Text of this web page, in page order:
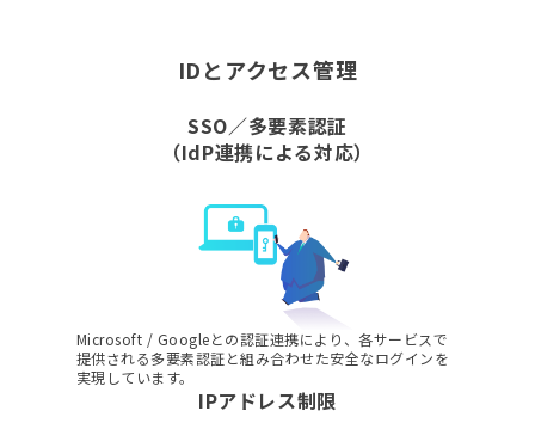
IDとアクセス管理
SSO／多要素認証
（IdP連携による対応）
Microsoft / Googleとの認証連携により、各サービスで
提供される多要素認証と組み合わせた安全なログインを
実現しています。
IPアドレス制限